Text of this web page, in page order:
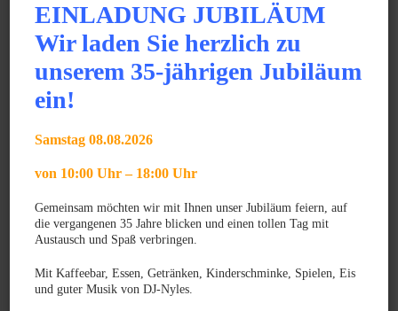
News Archiv
Monat auswählen
Image
21
Neues aus der Tierklinik
47
EINLADUNG JUBILÄUM
Wir laden Sie herzlich zu
unserem 35-jährigen Jubiläum
ein!
Samstag 08.08.2026
von 10:00 Uhr – 18:00 Uhr
Gemeinsam möchten wir mit Ihnen unser Jubiläum feiern, auf
die vergangenen 35 Jahre blicken und einen tollen Tag mit
Austausch und Spaß verbringen.
Mit Kaffeebar, Essen, Getränken, Kinderschminke, Spielen, Eis
und guter Musik von DJ-Nyles.